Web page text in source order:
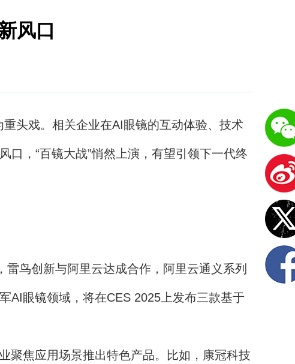
风口
头戏。相关企业在AI眼镜的互动体验、技术
，“百镜大战”悄然上演，有望引领下一代终
鸟创新与阿里云达成合作，阿里云通义系列
AI眼镜领域，将在CES 2025上发布三款基于
焦应用场景推出特色产品。比如，康冠科技